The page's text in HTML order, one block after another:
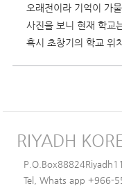
오래전이라 기억이 가
사진을 보니 현재 학교
혹시 초창기의 학교 위
RIYADH
Tel, Whats app +966-